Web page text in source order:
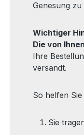
Genesung zu
Wichtiger
Die von
Ihre
versandt.
So helfen
Sie